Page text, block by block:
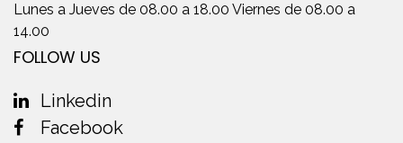
Lunes a Jueves de 08.00 a 18.00 Viernes de 08.00 a
14.00
FOLLOW US
Linkedin
Facebook